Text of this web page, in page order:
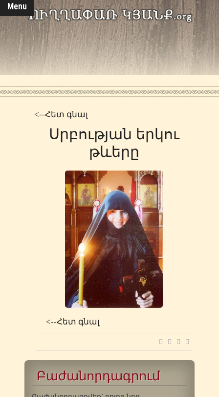
Menu
<--Հետ գնալ
Սրբության երկու
թևերը
<--Հետ գնալ
Բաժանորդագրում